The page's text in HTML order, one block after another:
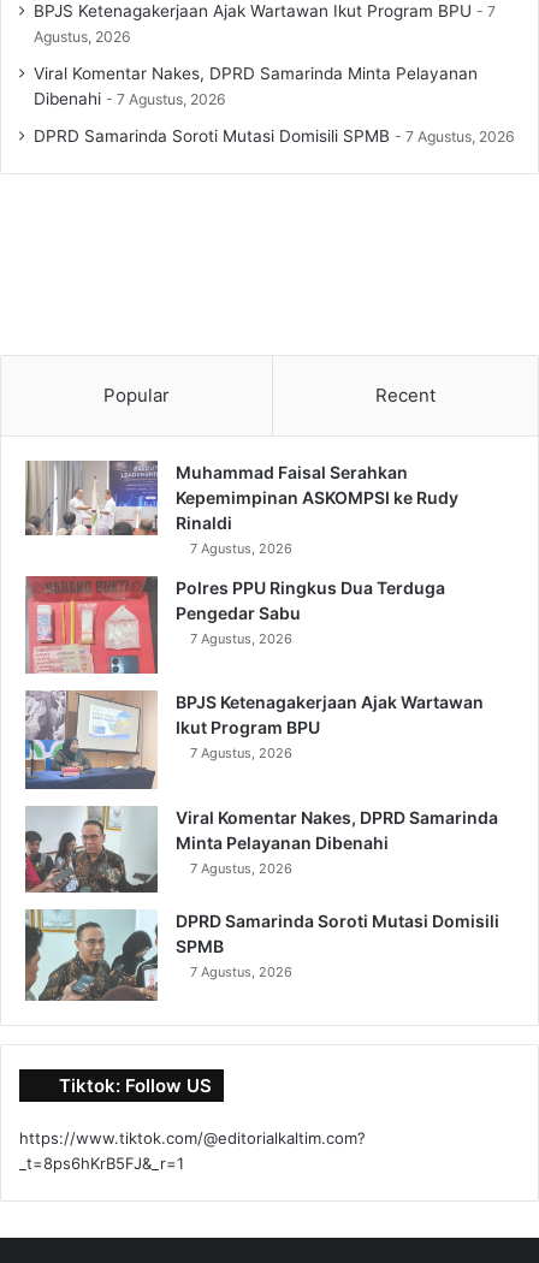
BPJS Ketenagakerjaan Ajak Wartawan Ikut Program BPU
7
Agustus, 2026
Viral Komentar Nakes, DPRD Samarinda Minta Pelayanan
Dibenahi
7 Agustus, 2026
DPRD Samarinda Soroti Mutasi Domisili SPMB 7 Agustus, 2026
Popular Recent
Muhammad Faisal Serahkan
Kepemimpinan ASKOMPSI ke Rudy
Rinaldi
7 Agustus, 2026
Polres PPU Ringkus Dua Terduga
Pengedar Sabu
7 Agustus, 2026
BPJS Ketenagakerjaan Ajak Wartawan
Ikut Program BPU
7 Agustus, 2026
Viral Komentar Nakes, DPRD Samarinda
Minta Pelayanan Dibenahi
7 Agustus, 2026
DPRD Samarinda Soroti Mutasi Domisili
SPMB
7 Agustus, 2026
Tiktok: Follow US
https://www.tiktok.com/@editorialkaltim.com?
_t=8ps6hKrB5FJ&_r=1